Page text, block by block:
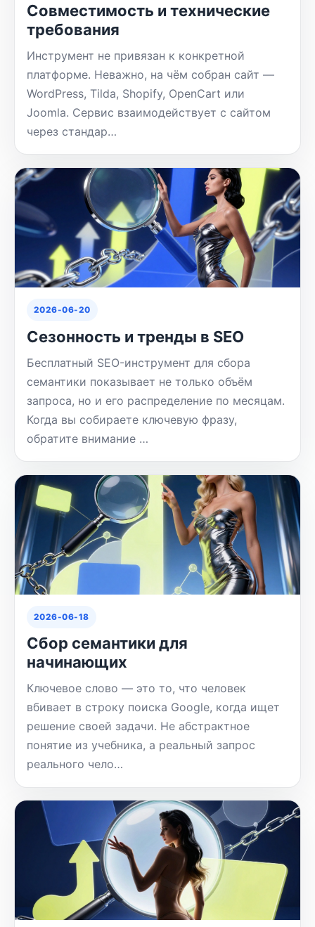
Совместимость и технические
требования
Инструмент не привязан к конкретной
платформе. Неважно, на чём собран сайт —
WordPress, Tilda, Shopify, OpenCart или
Joomla. Сервис взаимодействует с сайтом
через стандар…
2026-06-20
Сезонность и тренды в SEO
Бесплатный SEO-инструмент для сбора
семантики показывает не только объём
запроса, но и его распределение по месяцам.
Когда вы собираете ключевую фразу,
обратите внимание …
2026-06-18
Сбор семантики для
начинающих
Ключевое слово — это то, что человек
вбивает в строку поиска Google, когда ищет
решение своей задачи. Не абстрактное
понятие из учебника, а реальный запрос
реального чело…